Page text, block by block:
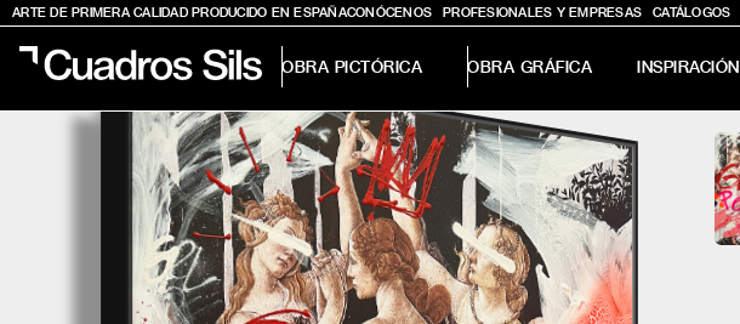
ARTE DE PRIMERA CALIDAD PRODUCIDO EN ESPAÑACONÓCENOS PROFESIONALES Y EMPRESAS CATÁLOGOS
OBRA PICTÓRICA OBRA GRÁFICA INSPIRACIÓN
Obra Pictórica
Obra Gráfica
Crea tu pared